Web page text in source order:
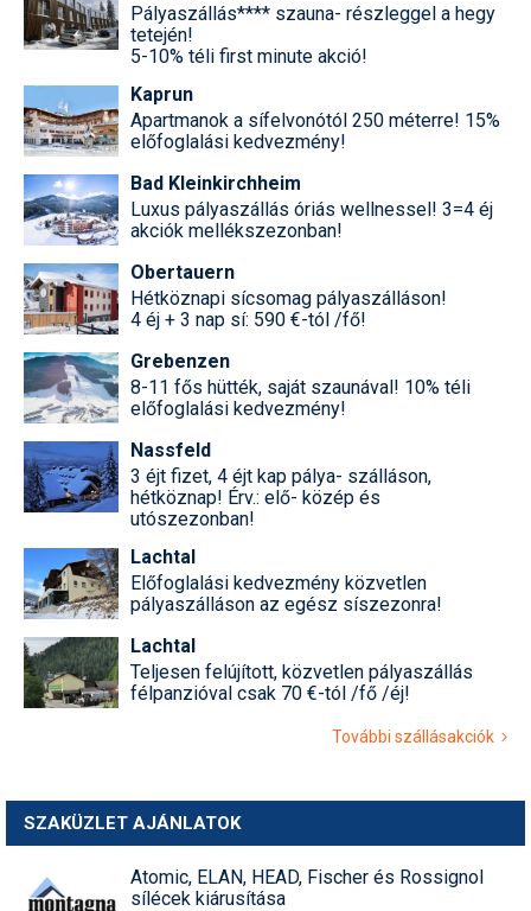
Pályaszállás**** szauna- részleggel a hegy
tetején!
5-10% téli first minute akció!
Kaprun
Apartmanok a sífelvonótól 250 méterre! 15%
előfoglalási kedvezmény!
Bad Kleinkirchheim
Luxus pályaszállás óriás wellnessel! 3=4 éj
akciók mellékszezonban!
Obertauern
Hétköznapi sícsomag pályaszálláson!
4 éj + 3 nap sí: 590 €-tól /fő!
Grebenzen
8-11 fős hütték, saját szaunával! 10% téli
előfoglalási kedvezmény!
Nassfeld
3 éjt fizet, 4 éjt kap pálya- szálláson,
hétköznap! Érv.: elő- közép és
utószezonban!
Lachtal
Előfoglalási kedvezmény közvetlen
pályaszálláson az egész síszezonra!
Lachtal
Teljesen felújított, közvetlen pályaszállás
félpanzióval csak 70 €-tól /fő /éj!
További szállásakciók
SZAKÜZLET AJÁNLATOK
Atomic, ELAN, HEAD, Fischer és Rossignol
sílécek kiárusítása